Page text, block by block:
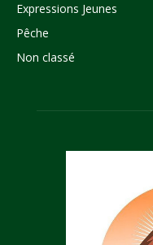
Expressions Jeunes
Pêche
Non classé